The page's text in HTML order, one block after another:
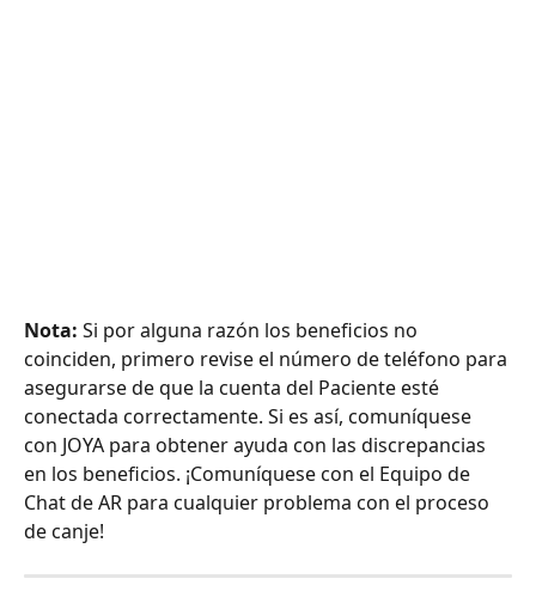
Nota: Si por alguna razón los beneficios no
coinciden, primero revise el número de teléfono para
asegurarse de que la cuenta del Paciente esté
conectada correctamente. Si es así, comuníquese
con JOYA para obtener ayuda con las discrepancias
en los beneficios. ¡Comuníquese con el Equipo de
Chat de AR para cualquier problema con el proceso
de canje!